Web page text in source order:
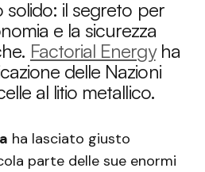
solido: il segreto per
e la sicurezza
Factorial Energyha
delle Nazioni
al litio metallico.
ha lasciato giusto
parte delle sue enormi